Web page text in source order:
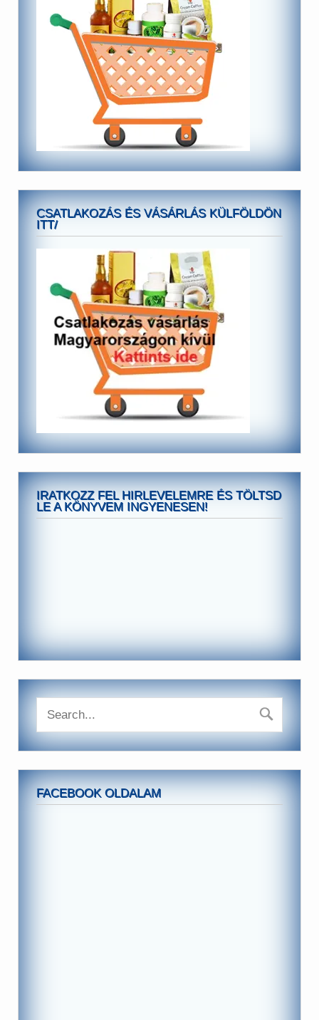
CSATLAKOZÁS ÉS VÁSÁRLÁS KÜLFÖLDÖN
ITT/
IRATKOZZ FEL HIRLEVELEMRE ÉS TÖLTSD
LE A KÖNYVEM INGYENESEN!
FACEBOOK OLDALAM